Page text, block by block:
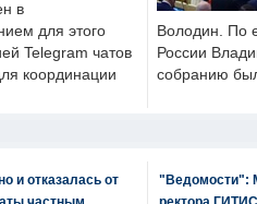
в
для этого
Telegram чатов
координации
Володин. По
России
собранию
и отказалась от
"Ведомости":